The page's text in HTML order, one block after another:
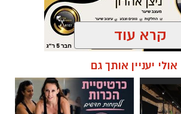
חושב.
קרא עוד
אולי יעניין אותך גם